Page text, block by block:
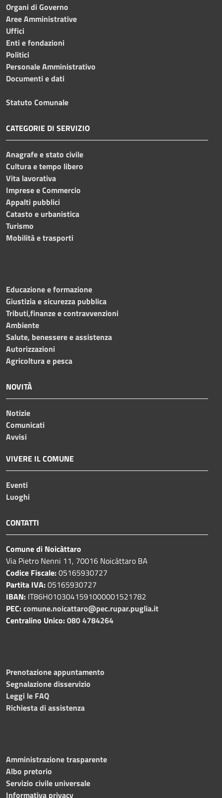
Organi di Governo
Aree Amministrative
Uffici
Enti e fondazioni
Politici
Personale Amministrativo
Documenti e dati
Statuto Comunale
CATEGORIE DI SERVIZIO
Anagrafe e stato civile
Cultura e tempo libero
Vita lavorativa
Imprese e Commercio
Appalti pubblici
Catasto e urbanistica
Turismo
Mobilità e trasporti
Educazione e formazione
Giustizia e sicurezza pubblica
Tributi,finanze e contravvenzioni
Ambiente
Salute, benessere e assistenza
Autorizzazioni
Agricoltura e pesca
NOVITÀ
Notizie
Comunicati
Avvisi
VIVERE IL COMUNE
Eventi
Luoghi
CONTATTI
Comune di Noicàttaro
Via Pietro Nenni 11, 70016 Noicàttaro BA
Codice Fiscale:05165930727
Partita IVA:05165930727
IBAN: IT86H0103041591000001521782
PEC:comune.noicattaro@pec.rupar.puglia.it
Centralino Unico:080 4784264
Prenotazione appuntamento
Segnalazione disservizio
Leggi le FAQ
Richiesta di assistenza
Amministrazione trasparente
Albo pretorio
Servizio civile universale
Informativa privacy